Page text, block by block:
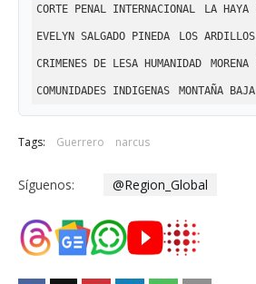
CORTE PENAL INTERNACIONAL LA HAYA
EVELYN SALGADO PINEDA LOS ARDILLOS
CRIMENES DE LESA HUMANIDAD MORENA
COMUNIDADES INDIGENAS MONTAÑA BAJA
Tags: Guerrero narcus
Síguenos: @Region_Global